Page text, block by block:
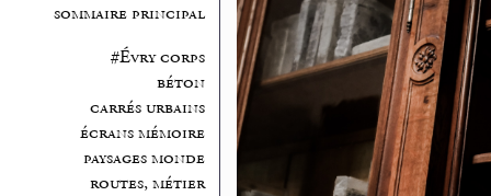
sommaire principal
#Évry corps
béton
carrés urbains
écrans mémoire
paysages monde
routes, métier